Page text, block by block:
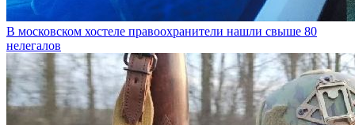
В московском хостеле правоохранители нашли свыше 80
нелегалов